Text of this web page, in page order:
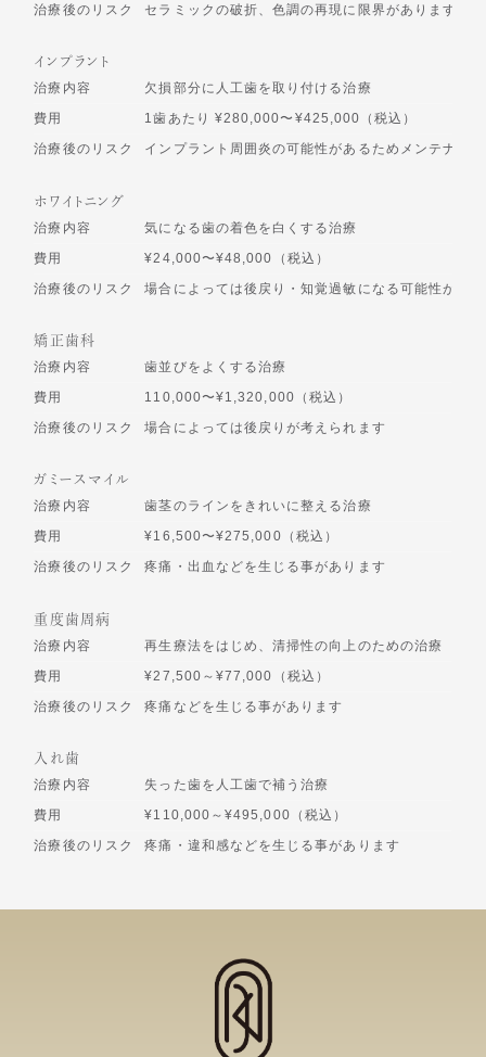
治療後のリスク セラミックの破折、色調の再現に限界があります
インプラント
治療内容
欠損部分に人工歯を取り付ける治療
費用
1歯あたり ¥280,000〜¥425,000（税込）
治療後のリスク
インプラント周囲炎の可能性があるためメンテナン
ホワイトニング
治療内容
気になる歯の着色を白くする治療
費用
¥24,000〜¥48,000（税込）
治療後のリスク
場合によっては後戻り・知覚過敏になる可能性があ
矯正歯科
治療内容
歯並びをよくする治療
費用
110,000〜¥1,320,000（税込）
治療後のリスク
場合によっては後戻りが考えられます
ガミースマイル
治療内容
歯茎のラインをきれいに整える治療
費用
¥16,500〜¥275,000（税込）
治療後のリスク
疼痛・出血などを生じる事があります
重度歯周病
治療内容
再生療法をはじめ、清掃性の向上のための治療
費用
¥27,500～¥77,000（税込）
治療後のリスク
疼痛などを生じる事があります
入れ歯
治療内容
失った歯を人工歯で補う治療
費用
¥110,000～¥495,000（税込）
治療後のリスク
疼痛・違和感などを生じる事があります